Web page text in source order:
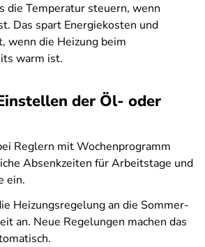
die Temperatur steuern, wenn
Das spart Energiekosten und
wenn die Heizung beim
warm ist.
der Öl- oder
Reglern mit Wochenprogramm
Absenkzeiten für Arbeitstage und
ein.
Heizungsregelung an die Sommer-
an. Neue Regelungen machen das